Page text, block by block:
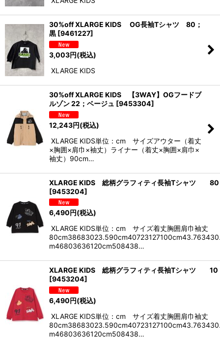
30%off XLARGE KIDS OG長袖Tシャツ 80；
黒 [9461227]
3,003円(税込)
XLARGE KIDS
30%off XLARGE KIDS 【3WAY】OGフードブ
ルゾン 22；ベージュ [9453304]
12,243円(税込)
XLARGE KIDS単位：cm サイズアウター（着丈
×胸囲×肩巾×袖丈）ライナー（着丈×胸囲×肩巾×
袖丈）90cm…
XLARGE KIDS 総柄グラフィティ長袖Tシャツ 80
[9453204]
6,490円(税込)
XLARGE KIDS単位：cm サイズ着丈胸囲肩巾袖丈
m46803636120cm508438…
XLARGE KIDS 総柄グラフィティ長袖Tシャツ 10
[9453204]
6,490円(税込)
XLARGE KIDS単位：cm サイズ着丈胸囲肩巾袖丈
m46803636120cm508438…